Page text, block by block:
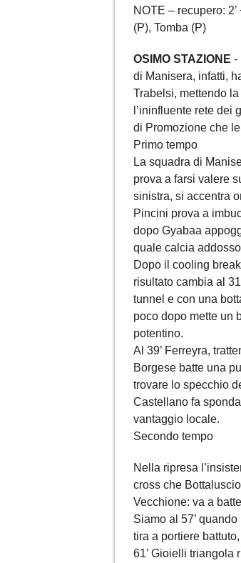
NOTE – recupero:
(P), Tomba (P)
OSIMO STAZIONE -
di Manisera, infatti,
Trabelsi, mettendo
l’ininfluente rete
di Promozione che
Primo tempo
La squadra di
prova a farsi valere
sinistra, si accentra
Pincini prova a
dopo Gyabaa
quale calcia
Dopo il cooling
risultato cambia al
tunnel e con una
poco dopo mette un
potentino.
Al 39’ Ferreyra,
Borgese batte una
trovare lo specchio
Castellano fa
vantaggio locale.
Secondo tempo
Nella ripresa
cross che
Vecchione: va a
Siamo al 57’
tira a portiere
61’ Gioielli triangola